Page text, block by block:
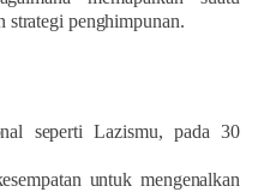
strategi penghimpunan.
seperti Lazismu, pada 30
untuk mengenalkan